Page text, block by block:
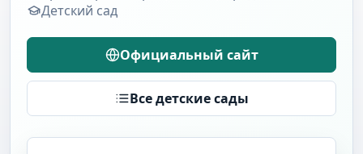
Детский сад
Официальный сайт
Все детские сады